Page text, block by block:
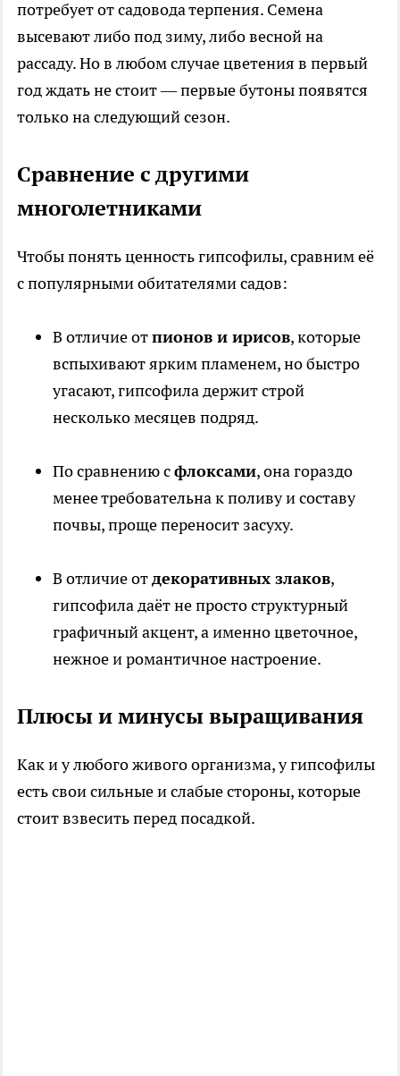
потребует от садовода терпения. Семена
высевают либо под зиму, либо весной на
рассаду. Но в любом случае цветения в первый
год ждать не стоит — первые бутоны появятся
только на следующий сезон.
Сравнение с другими
многолетниками
Чтобы понять ценность гипсофилы, сравним её
с популярными обитателями садов:
В отличие отпионов и ирисов, которые
вспыхивают ярким пламенем, но быстро
угасают, гипсофила держит строй
несколько месяцев подряд.
По сравнению сфлоксами, она гораздо
менее требовательна к поливу и составу
почвы, проще переносит засуху.
В отличие отдекоративных злаков,
гипсофила даёт не просто структурный
графичный акцент, а именно цветочное,
нежное и романтичное настроение.
Плюсы и минусы выращивания
Как и у любого живого организма, у гипсофилы
есть свои сильные и слабые стороны, которые
стоит взвесить перед посадкой.